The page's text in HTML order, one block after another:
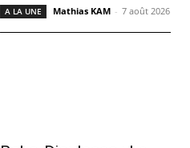
A LA UNE Mathias KAM - 7 août 2026